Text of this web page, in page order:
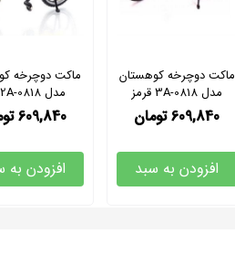
ماکت دوچرخه کوهستان
مدل 3A-0818 قرمز
مقیاس 1:10
609,840 تومان
افزودن به سبد
ماکت دوچرخه
مقیاس 1:10
609,840
افزودن به